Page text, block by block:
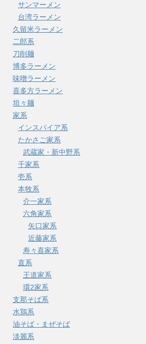
サンマーメン
台湾ラーメン
久留米ラーメン
二郎系
刀削麺
博多ラーメン
味噌ラーメン
喜多方ラーメン
坦々麺
家系
インスパイア系
たかさご家系
武蔵家・新中野系
千家系
壱系
本牧系
介一家系
六角家系
矢口家系
近藤家系
寿々喜家系
直系
王道家系
環2家系
支那そば系
水鶏系
油そば・まぜそば
淡麗系